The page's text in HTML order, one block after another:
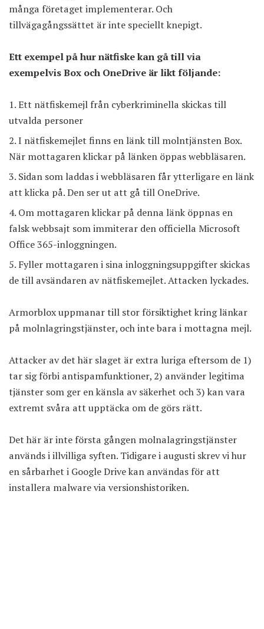
många företaget implementerar. Och
tillvägagångssättet är inte speciellt knepigt.
Ett exempel på hur nätfiske kan gå till via
exempelvis Box och OneDrive är likt följande:
Ett nätfiskemejl från cyberkriminella skickas till
utvalda personer
I nätfiskemejlet finns en länk till molntjänsten Box.
När mottagaren klickar på länken öppas webbläsaren.
Sidan som laddas i webbläsaren får ytterligare en länk
att klicka på. Den ser ut att gå till OneDrive.
Om mottagaren klickar på denna länk öppnas en
falsk webbsajt som immiterar den officiella Microsoft
Office 365-inloggningen.
Fyller mottagaren i sina inloggningsuppgifter skickas
de till avsändaren av nätfiskemejlet. Attacken lyckades.
Armorblox uppmanar till stor försiktighet kring länkar
på molnlagringstjänster, och inte bara i mottagna mejl.
Attacker av det här slaget är extra luriga eftersom de 1)
tar sig förbi antispamfunktioner, 2) använder legitima
tjänster som ger en känsla av säkerhet och 3) kan vara
extremt svåra att upptäcka om de görs rätt.
Det här är inte första gången molnalagringstjänster
används i illvilliga syften. Tidigare i augusti skrev vi hur
en sårbarhet i Google Drivekan användas för att
installera malware via versionshistoriken.